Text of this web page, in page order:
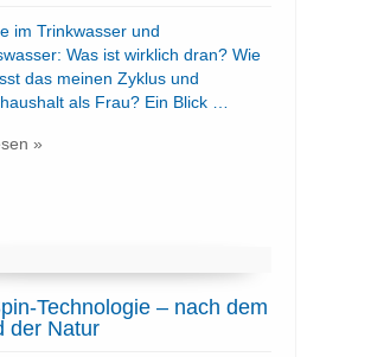
im Trinkwasser und
Was ist wirklich dran? Wie
das meinen Zyklus und
als Frau? Ein Blick …
»
Technologie – nach dem
der Natur